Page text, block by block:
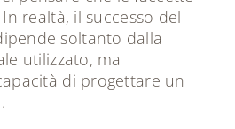
realtà, il successo del
soltanto dalla
utilizzato, ma
di progettare un